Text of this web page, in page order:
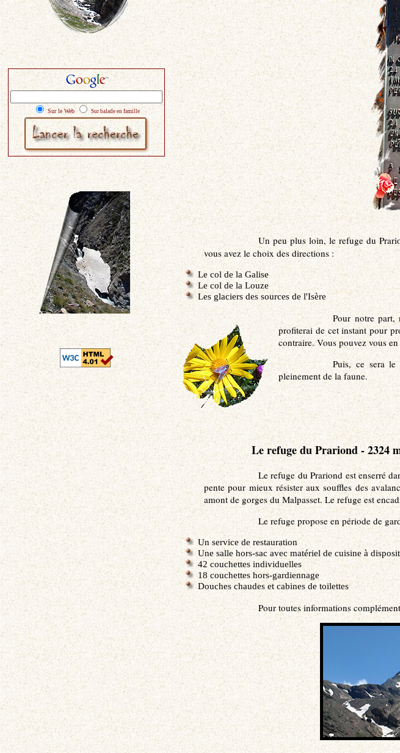
Sur le Web Sur balade en famille
Un peu plus loin, le refuge du
vous avez le choix des directions :
Le col de la Galise
Le col de la Louze
Les glaciers des sources de l'Isère
Pour notre part,
profiterai de cet instant pour
contraire. Vous pouvez vous
Puis, ce sera
pleinement de la faune.
Le refuge du Prariond - 2324
Le refuge du Prariond est enserré
pente pour mieux résister aux souffles des
amont de gorges du Malpasset. Le refuge est
Le refuge propose en période de
Un service de restauration
Une salle hors-sac avec matériel de cuisine à
42 couchettes individuelles
18 couchettes hors-gardiennage
Douches chaudes et cabines de toilettes
Pour toutes informations